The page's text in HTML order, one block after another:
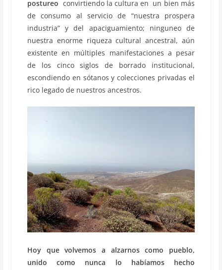
postureo convirtiendo la cultura en un bien más
de consumo al servicio de “nuestra prospera
industria” y del apaciguamiento; ninguneo de
nuestra enorme riqueza cultural ancestral, aún
existente en múltiples manifestaciones a pesar
de los cinco siglos de borrado institucional,
escondiendo en sótanos y colecciones privadas el
rico legado de nuestros ancestros.
Hoy que volvemos a alzarnos como pueblo,
unido como nunca lo habíamos hecho